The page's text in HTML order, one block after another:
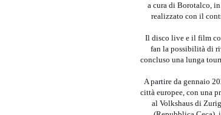
a cura di Borotalco,
realizzato con il
Il disco live e il film
fan la possibilità di
concluso una lunga
A partire da gennaio
città europee, con una
al Volkshaus di